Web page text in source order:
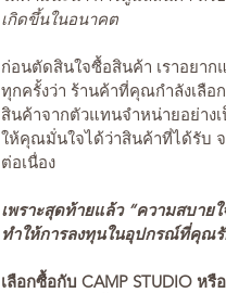
เกิดขึ้นในอนาคต
ก่อนตัดสินใจซื้อสินค้า เราอยา
ทุกครั้งว่า ร้านค้าที่คุณกำลังเลื
สินค้าจากตัวแทนจำหน่ายอย่าง
ให้คุณมั่นใจได้ว่าสินค้าที่ได้รับ
ต่อเนื่อง
เพราะสุดท้ายแล้ว “ความสบาย
ทำให้การลงทุนในอุปกรณ์ที่คุณ
เลือกซื้อกับ CAMP STUDIO ห